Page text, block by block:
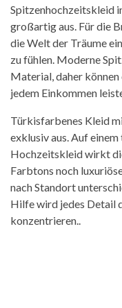
Spitzenhochzeitskleid
großartig aus. Für die
die Welt der Träume
zu fühlen. Moderne
Material, daher
jedem Einkommen
Türkisfarbenes Kleid
exklusiv aus. Auf
Hochzeitskleid wirkt
Farbtons noch
nach Standort
Hilfe wird jedes Detail
konzentrieren..